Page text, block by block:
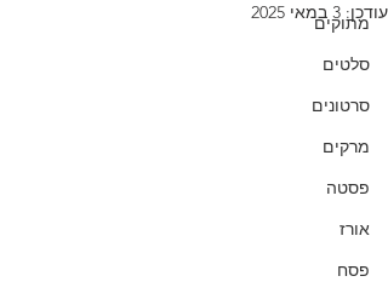
מתוקים
סלטים
סרטונים
מרקים
פסטה
אורז
פסח
עודכן: 3 במאי 2025